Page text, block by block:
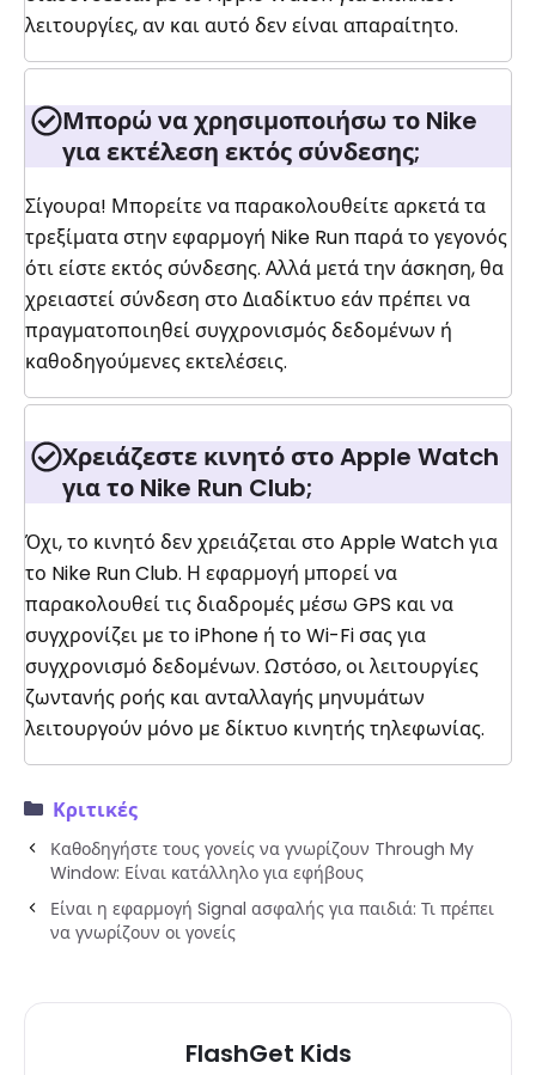
λειτουργίες, αν και αυτό δεν είναι απαραίτητο.
Μπορώ να χρησιμοποιήσω το Nike
για εκτέλεση εκτός σύνδεσης;
Σίγουρα! Μπορείτε να παρακολουθείτε αρκετά τα
τρεξίματα στην εφαρμογή Nike Run παρά το γεγονός
ότι είστε εκτός σύνδεσης. Αλλά μετά την άσκηση, θα
χρειαστεί σύνδεση στο Διαδίκτυο εάν πρέπει να
πραγματοποιηθεί συγχρονισμός δεδομένων ή
καθοδηγούμενες εκτελέσεις.
Χρειάζεστε κινητό στο Apple Watch
για το Nike Run Club;
Όχι, το κινητό δεν χρειάζεται στο Apple Watch για
το Nike Run Club. Η εφαρμογή μπορεί να
παρακολουθεί τις διαδρομές μέσω GPS και να
συγχρονίζει με το iPhone ή το Wi-Fi σας για
συγχρονισμό δεδομένων. Ωστόσο, οι λειτουργίες
ζωντανής ροής και ανταλλαγής μηνυμάτων
λειτουργούν μόνο με δίκτυο κινητής τηλεφωνίας.
Κριτικές
Καθοδηγήστε τους γονείς να γνωρίζουν Through My
Window: Είναι κατάλληλο για εφήβους
Είναι η εφαρμογή Signal ασφαλής για παιδιά: Τι πρέπει
να γνωρίζουν οι γονείς
FlashGet Kids